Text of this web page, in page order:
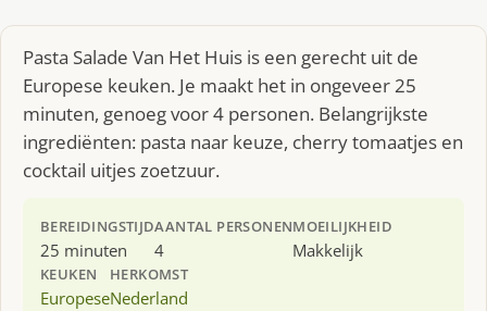
Pasta Salade Van Het Huis is een gerecht uit de
Europese keuken. Je maakt het in ongeveer 25
minuten, genoeg voor 4 personen. Belangrijkste
ingrediënten: pasta naar keuze, cherry tomaatjes en
cocktail uitjes zoetzuur.
BEREIDINGSTIJD
25 minuten
AANTAL PERSONEN
4
MOEILIJKHEID
Makkelijk
KEUKEN
Europese
HERKOMST
Nederland